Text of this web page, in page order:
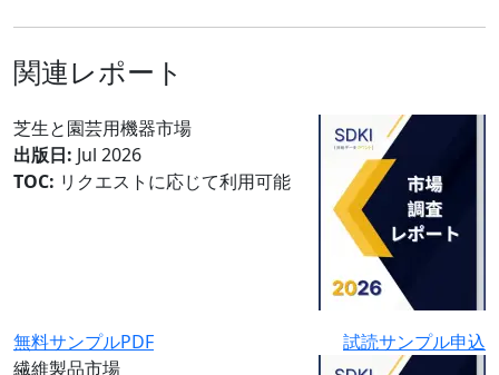
関連レポート
芝生と園芸用機器市場
出版日: Jul 2026
TOC: リクエストに応じて利用可能
無料サンプルPDF
試読サンプル申込
繊維製品市場